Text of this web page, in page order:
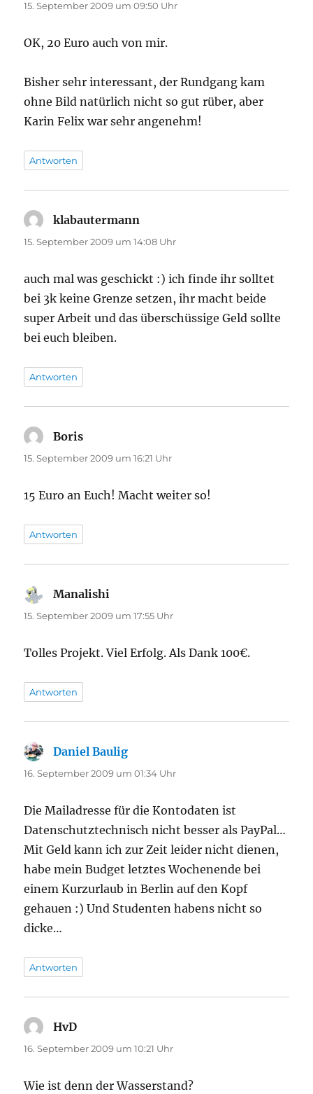
15. September 2009 um 09:50 Uhr
OK, 20 Euro auch von mir.
Bisher sehr interessant, der Rundgang kam
ohne Bild natürlich nicht so gut rüber, aber
Karin Felix war sehr angenehm!
Antworten
klabautermann
15. September 2009 um 14:08 Uhr
auch mal was geschickt :) ich finde ihr solltet
bei 3k keine Grenze setzen, ihr macht beide
super Arbeit und das überschüssige Geld sollte
bei euch bleiben.
Antworten
Boris
15. September 2009 um 16:21 Uhr
15 Euro an Euch! Macht weiter so!
Antworten
Manalishi
15. September 2009 um 17:55 Uhr
Tolles Projekt. Viel Erfolg. Als Dank 100€.
Antworten
Daniel Baulig
16. September 2009 um 01:34 Uhr
Die Mailadresse für die Kontodaten ist
Datenschutztechnisch nicht besser als PayPal…
Mit Geld kann ich zur Zeit leider nicht dienen,
habe mein Budget letztes Wochenende bei
einem Kurzurlaub in Berlin auf den Kopf
gehauen :) Und Studenten habens nicht so
dicke…
Antworten
HvD
16. September 2009 um 10:21 Uhr
Wie ist denn der Wasserstand?